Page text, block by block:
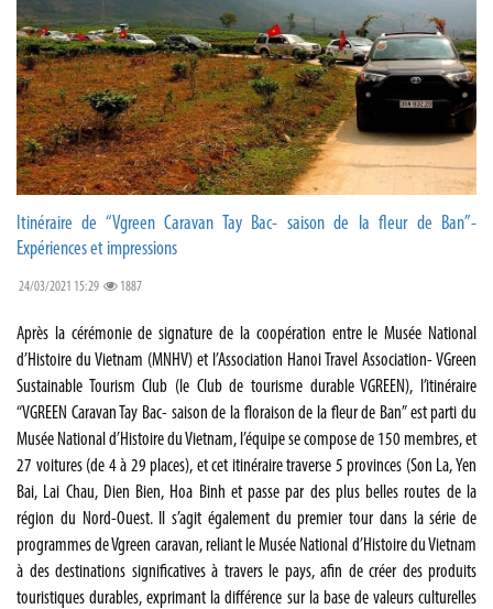
Itinéraire de “Vgreen Caravan Tay Bac- saison de la fleur de Ban”-
Expériences et impressions
24/03/2021 15:29 1887
Après la cérémonie de signature de la coopération entre le Musée National
d’Histoire du Vietnam (MNHV) et l’Association Hanoi Travel Association- VGreen
Sustainable Tourism Club (le Club de tourisme durable VGREEN), l’itinéraire
“VGREEN Caravan Tay Bac- saison de la floraison de la fleur de Ban” est parti du
Musée National d’Histoire du Vietnam, l’équipe se compose de 150 membres, et
27 voitures (de 4 à 29 places), et cet itinéraire traverse 5 provinces (Son La, Yen
Bai, Lai Chau, Dien Bien, Hoa Binh et passe par des plus belles routes de la
région du Nord-Ouest. Il s’agit également du premier tour dans la série de
programmes de Vgreen caravan, reliant le Musée National d’Histoire du Vietnam
à des destinations significatives à travers le pays, afin de créer des produits
touristiques durables, exprimant la différence sur la base de valeurs culturelles